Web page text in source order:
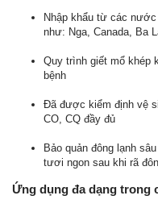
Nhập khẩu từ các
như: Nga, Canada, Ba
Quy trình giết mổ khép
bệnh
Đã được kiểm định vệ
CO, CQ đầy đủ
Bảo quản đông lạnh
tươi ngon sau khi rã
Ứng dụng đa dạng trong